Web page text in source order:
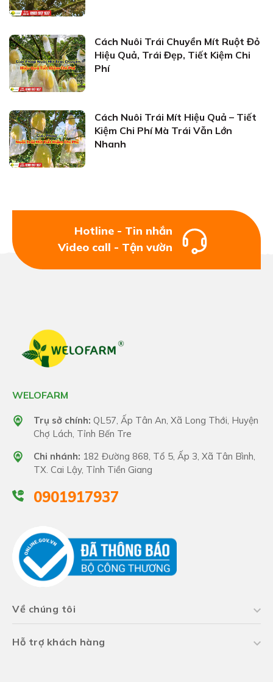
Cách Nuôi Trái Chuyền Mít Ruột Đỏ
Hiệu Quả, Trái Đẹp, Tiết Kiệm Chi
Phí
Cách Nuôi Trái Mít Hiệu Quả – Tiết
Kiệm Chi Phí Mà Trái Vẫn Lớn
Nhanh
Hotline - Tin nhắn
Video call - Tận vườn
WELOFARM
Trụ sở chính: QL57, Ấp Tân An, Xã Long Thới, Huyện
Chợ Lách, Tỉnh Bến Tre
Chi nhánh: 182 Đường 868, Tổ 5, Ấp 3, Xã Tân Bình,
TX. Cai Lậy, Tỉnh Tiền Giang
0901917937
Về chúng tôi
Hỗ trợ khách hàng